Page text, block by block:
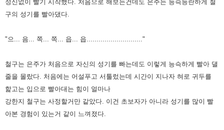
정신없이 빨기 시작했다. 처음으로 해보는건데도 은주는 능슥능란하게 철
구의 성기를 빨아댔다.
"으... 음... 쪽... 쪽... 읍... 읍............................"
철구는 은주가 처음으로 자신의 성기를 빠는데도 이렇게 능슥하게 빨아 댈
줄을 몰랐다. 처음에는 어설푸고 서툴렀는데 시간이 지나자 혀로 귀두를
핥고는 입으로 빨아대는 힘이 얼마나
강한지 철구는 사정할거만 같았다. 이건 초보자가 아니라 성기를 많이 빨
아본 경험이 있는거 같이 느껴졌다.